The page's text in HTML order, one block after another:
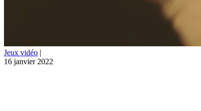
Jeux vidéo |
16 janvier 2022